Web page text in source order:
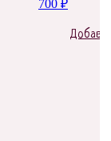
700 ₽